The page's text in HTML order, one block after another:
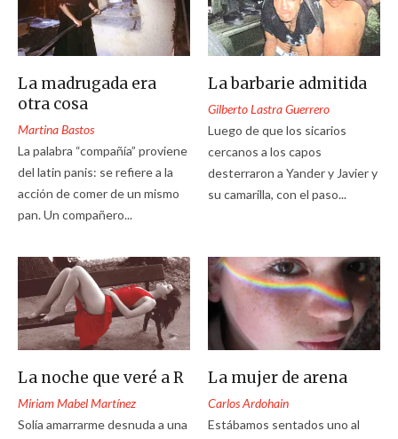
La madrugada era
otra cosa
Martina Bastos
La palabra “compañía” proviene
del latin panis: se refiere a la
acción de comer de un mismo
pan. Un compañero...
La barbarie admitida
Gilberto Lastra Guerrero
Luego de que los sicarios
cercanos a los capos
desterraron a Yander y Javier y
su camarilla, con el paso...
La noche que veré a R
Miriam Mabel Martínez
Solía amarrarme desnuda a una
La mujer de arena
Carlos Ardohain
Estábamos sentados uno al